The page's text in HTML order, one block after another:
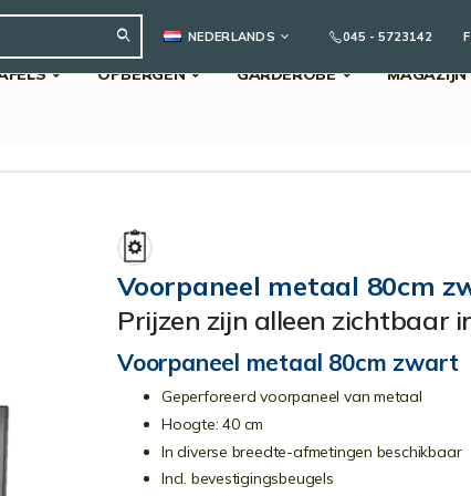
Search
TAALNEDERLANDS 045 - 5723142
OPBERGEN GARDEROBE MAGAZIJN
Voorpaneel metaal 80cm
Prijzen zijn alleen zichtbaar
Voorpaneel metaal 80cm zwart
Geperforeerd voorpaneel van metaal
Hoogte: 40 cm
In diverse breedte-afmetingen beschikbaar
Incl. bevestigingsbeugels